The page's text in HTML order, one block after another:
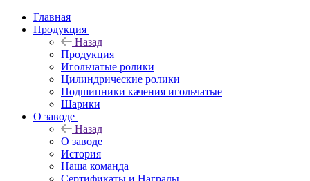
Главная
Продукция
Назад
Продукция
Игольчатые ролики
Цилиндрические ролики
Подшипники качения игольчатые
Шарики
О заводе
Назад
О заводе
История
Наша команда
Сертификаты и Награды